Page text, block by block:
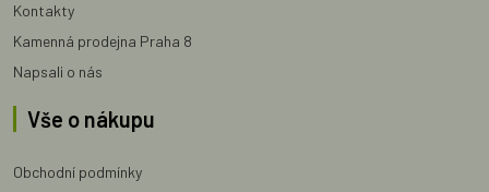
Kontakty
Kamenná prodejna Praha 8
Napsali o nás
Vše o nákupu
Obchodní podmínky